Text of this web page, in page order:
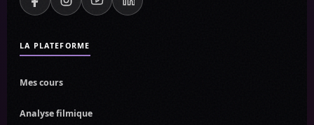
LA PLATEFORME
Mes cours
Analyse filmique